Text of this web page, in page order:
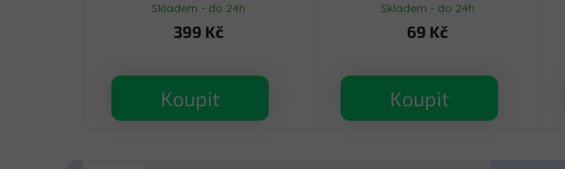
Skladem - do 24h
399 Kč
Koupit
Skladem - do 24h
69 Kč
Koupit